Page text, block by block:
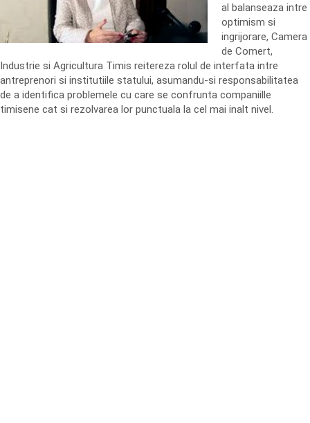
al balanseaza intre
optimism si
ingrijorare, Camera
de Comert,
Industrie si Agricultura Timis reitereza rolul de interfata intre
antreprenori si institutiile statului, asumandu-si responsabilitatea
de a identifica problemele cu care se confrunta companiille
timisene cat si rezolvarea lor punctuala la cel mai inalt nivel.